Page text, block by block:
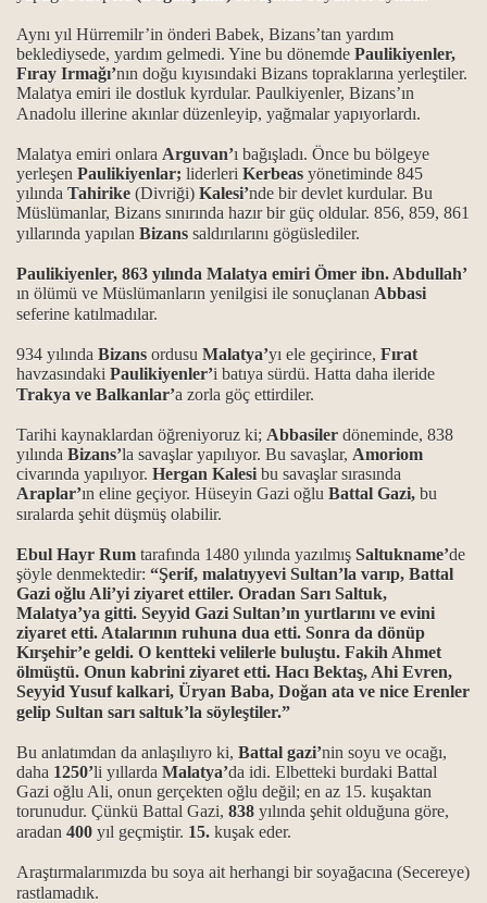
Aynı yıl Hürremilr’in önderi Babek, Bizans’tan yardım
beklediysede, yardım gelmedi. Yine bu dönemde Paulikiyenler,
Fıray Irmağı’nın doğu kıyısındaki Bizans topraklarına yerleştiler.
Malatya emiri ile dostluk kyrdular. Paulkiyenler, Bizans’ın
Anadolu illerine akınlar düzenleyip, yağmalar yapıyorlardı.
Malatya emiri onlara Arguvan’ı bağışladı. Önce bu bölgeye
yerleşen Paulikiyenlar; liderleri Kerbeas yönetiminde 845
yılında Tahirike (Divriği) Kalesi’nde bir devlet kurdular. Bu
Müslümanlar, Bizans sınırında hazır bir güç oldular. 856, 859, 861
yıllarında yapılan Bizans saldırılarını gögüslediler.
Paulikiyenler, 863 yılında Malatya emiri Ömer ibn. Abdullah’
ın ölümü ve Müslümanların yenilgisi ile sonuçlanan Abbasi
seferine katılmadılar.
934 yılında Bizans ordusu Malatya’yı ele geçirince, Fırat
havzasındaki Paulikiyenler’i batıya sürdü. Hatta daha ileride
Trakya ve Balkanlar’a zorla göç ettirdiler.
Tarihi kaynaklardan öğreniyoruz ki; Abbasiler döneminde, 838
yılında Bizans’la savaşlar yapılıyor. Bu savaşlar, Amoriom
civarında yapılıyor. Hergan Kalesi bu savaşlar sırasında
Araplar’ın eline geçiyor. Hüseyin Gazi oğlu Battal Gazi, bu
sıralarda şehit düşmüş olabilir.
Ebul Hayr Rum tarafında 1480 yılında yazılmış Saltukname’de
şöyle denmektedir: “Şerif, malatıyyevi Sultan’la varıp, Battal
Gazi oğlu Ali’yi ziyaret ettiler. Oradan Sarı Saltuk,
Malatya’ya gitti. Seyyid Gazi Sultan’ın yurtlarını ve evini
ziyaret etti. Atalarının ruhuna dua etti. Sonra da dönüp
Kırşehir’e geldi. O kentteki velilerle buluştu. Fakih Ahmet
ölmüştü. Onun kabrini ziyaret etti. Hacı Bektaş, Ahi Evren,
Seyyid Yusuf kalkari, Üryan Baba, Doğan ata ve nice Erenler
gelip Sultan sarı saltuk’la söyleştiler.”
Bu anlatımdan da anlaşılıyro ki, Battal gazi’nin soyu ve ocağı,
daha 1250’li yıllarda Malatya’da idi. Elbetteki burdaki Battal
Gazi oğlu Ali, onun gerçekten oğlu değil; en az 15. kuşaktan
torunudur. Çünkü Battal Gazi, 838 yılında şehit olduğuna göre,
aradan 400 yıl geçmiştir. 15. kuşak eder.
Araştırmalarımızda bu soya ait herhangi bir soyağacına (Secereye)
rastlamadık.